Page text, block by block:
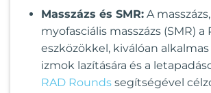
Masszázs és SMR:A
myofasciális masszázs (SMR) a
eszközökkel, kiválóan
izmok lazítására és a
RAD Roundssegítségével